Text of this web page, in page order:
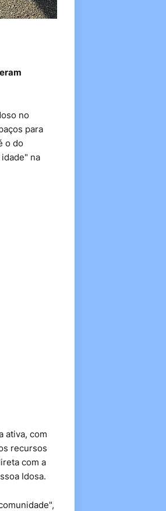
no
para
o do
na
ativa, com
recursos
com a
Idosa.